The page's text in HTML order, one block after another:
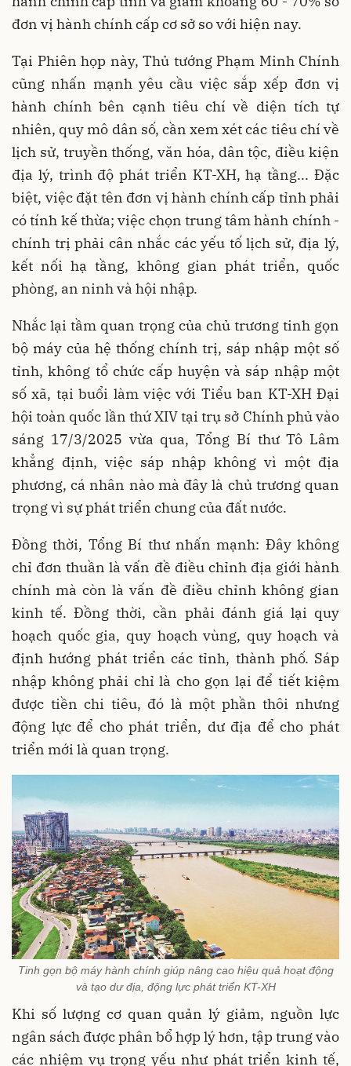
đơn vị hành chính cấp cơ sở so với hiện nay.
Tại Phiên họp này, Thủ tướng Phạm Minh Chính
cũng nhấn mạnh yêu cầu việc sắp xếp đơn vị
hành chính bên cạnh tiêu chí về diện tích tự
nhiên, quy mô dân số, cần xem xét các tiêu chí về
lịch sử, truyền thống, văn hóa, dân tộc, điều kiện
địa lý, trình độ phát triển KT-XH, hạ tầng... Đặc
biệt, việc đặt tên đơn vị hành chính cấp tỉnh phải
có tính kế thừa; việc chọn trung tâm hành chính -
chính trị phải cân nhắc các yếu tố lịch sử, địa lý,
kết nối hạ tầng, không gian phát triển, quốc
phòng, an ninh và hội nhập.
Nhắc lại tầm quan trọng của chủ trương tinh gọn
bộ máy của hệ thống chính trị, sáp nhập một số
tỉnh, không tổ chức cấp huyện và sáp nhập một
số xã, tại buổi làm việc với Tiểu ban KT-XH Đại
hội toàn quốc lần thứ XIV tại trụ sở Chính phủ vào
sáng 17/3/2025 vừa qua, Tổng Bí thư Tô Lâm
khẳng định, việc sáp nhập không vì một địa
phương, cá nhân nào mà đây là chủ trương quan
trọng vì sự phát triển chung của đất nước.
Đồng thời, Tổng Bí thư nhấn mạnh: Đây không
chỉ đơn thuần là vấn đề điều chỉnh địa giới hành
chính mà còn là vấn đề điều chỉnh không gian
kinh tế. Đồng thời, cần phải đánh giá lại quy
hoạch quốc gia, quy hoạch vùng, quy hoạch và
định hướng phát triển các tỉnh, thành phố. Sáp
nhập không phải chỉ là cho gọn lại để tiết kiệm
được tiền chi tiêu, đó là một phần thôi nhưng
động lực để cho phát triển, dư địa để cho phát
triển mới là quan trọng.
Tinh gọn bộ máy hành chính giúp nâng cao hiệu quả hoạt động
và tạo dư địa, động lực phát triển KT-XH
Khi số lượng cơ quan quản lý giảm, nguồn lực
ngân sách được phân bổ hợp lý hơn, tập trung vào
các nhiệm vụ trọng yếu như phát triển kinh tế,